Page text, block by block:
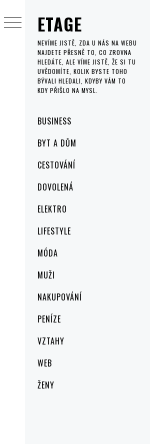
ETAGE
NEVÍME JISTĚ, ZDA U NÁS NA WEBU
NAJDETE PŘESNĚ TO, CO ZROVNA
HLEDÁTE, ALE VÍME JISTĚ, ŽE SI TU
UVĚDOMÍTE, KOLIK BYSTE TOHO
BÝVALI HLEDALI, KDYBY VÁM TO
KDY PŘIŠLO NA MYSL.
MenuBUSINESS
BYT A DŮM
CESTOVÁNÍ
DOVOLENÁ
ELEKTRO
LIFESTYLE
MÓDA
MUŽI
NAKUPOVÁNÍ
PENÍZE
VZTAHY
WEB
ŽENY
to
content